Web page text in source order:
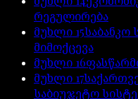
რეგულირება
მუხლი 15საბანკო
მიმოქცევა
მუხლი 16
მუხლი 17
საბიუჯეტო